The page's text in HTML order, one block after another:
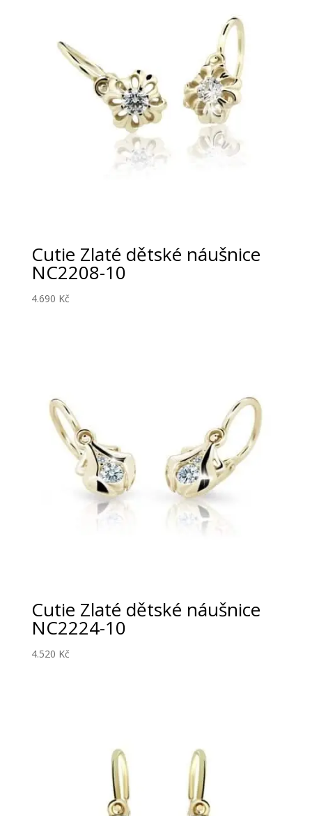
Cutie Zlaté dětské náušnice
NC2208-10
4.690 Kč
Cutie Zlaté dětské náušnice
NC2224-10
4.520 Kč